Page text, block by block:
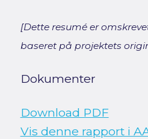
[Dette resumé er
baseret på projektets
Dokumenter
Download PDF
Vis denne rapport i